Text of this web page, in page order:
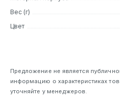
Вес (г)
Цвет
Предложение не является
информацию о характеристиках
уточняйте у менеджеров.